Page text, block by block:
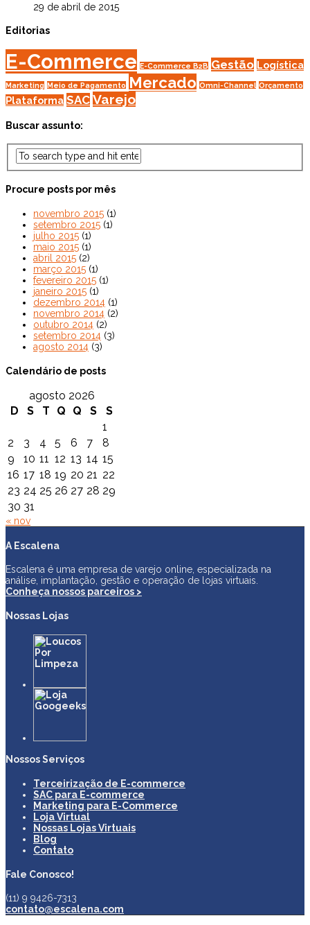
29 de abril de 2015
Editorias
E-Commerce E-Commerce B2B Gestão Logística
Marketing Meio de Pagamento Mercado Omni-Channel Orçamento
Plataforma SAC Varejo
Buscar assunto:
Procure posts por mês
novembro 2015 (1)
setembro 2015 (1)
julho 2015 (1)
maio 2015 (1)
abril 2015 (2)
março 2015 (1)
fevereiro 2015 (1)
janeiro 2015 (1)
dezembro 2014 (1)
novembro 2014 (2)
outubro 2014 (2)
setembro 2014 (3)
agosto 2014 (3)
Calendário de posts
agosto 2026
D
S T Q Q S
S
1
2
3 4 5 6 7
8
9
10 11 12 13 14 15
16 17 18 19 20 21 22
23 24 25 26 27 28 29
30 31
« nov
A Escalena
Escalena é uma empresa de varejo online, especializada na
análise, implantação, gestão e operação de lojas virtuais.
Conheça nossos parceiros >
Nossas Lojas
Nossos Serviços
Terceirização de E-commerce
SAC para E-commerce
Marketing para E-Commerce
Loja Virtual
Nossas Lojas Virtuais
Blog
Contato
Fale Conosco!
(11) 9 9426-7313
contato@escalena.com